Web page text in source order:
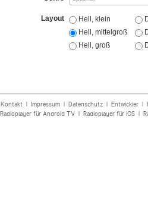
Layout
Hell, klein
Hell, mittelgroß
Hell, groß
Kontakt| Impressum| Datenschutz| Entwickler|
Radioplayer für Android TV| Radioplayer für iOS|